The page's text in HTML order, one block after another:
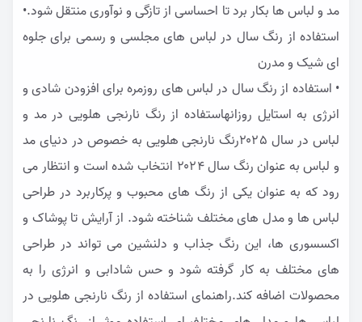
مد و لباس ها بکار برد تا احساسی از تازگی و نوآوری منتقل شود.•
استفاده از رنگ سال در لباس های مجلسی و رسمی برای جلوه
ای شیک و مدرن
• استفاده از رنگ سال در لباس های روزمره برای افزودن شادی و
انرژی به استایل روزانهاستفاده از رنگ نارنجی هلویی در مد و
لباس در سال ۲۰۲5رنگ نارنجی هلویی به خصوص در دنیای مد
و لباس به عنوان رنگ سال ۲۰۲۴ انتخاب شده است و انتظار می
رود که به عنوان یکی از رنگ های محبوب و پرکاربرد در طراحی
لباس ها و مدل های مختلف شناخته شود. از آرایش تا پوشاک و
اکسسوری ها، این رنگ جذاب و دلنشین می تواند در طراحی
های مختلف به کار گرفته شود و حس شادابی و انرژی را به
محصولات اضافه کند.راهنمای استفاده از رنگ نارنجی هلویی در